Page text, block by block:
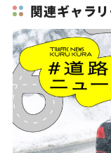
関連ギャラ